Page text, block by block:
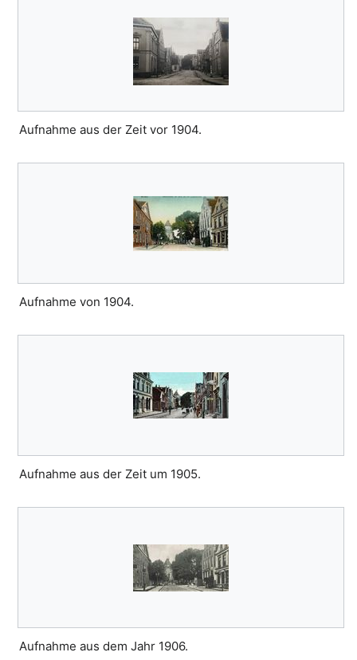
Aufnahme aus der Zeit vor 1904.
Aufnahme von 1904.
Aufnahme aus der Zeit um 1905.
Aufnahme aus dem Jahr 1906.